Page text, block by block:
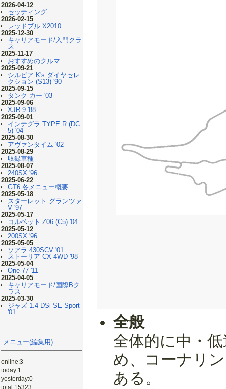
2026-04-12
セッティング
2026-02-15
レッドブル X2010
2025-12-30
キャリアモード/入門クラ
ス
2025-11-17
おすすめのクルマ
2025-09-21
シルビア K's ダイヤセレ
クション (S13) '90
2025-09-15
タンク カー '03
2025-09-06
XJR-9 '88
2025-09-01
インテグラ TYPE R (DC
5) '04
2025-08-30
アヴァンタイム '02
2025-08-29
収録車種
2025-08-07
240SX '96
2025-06-22
GT6 各メニュー概要
2025-05-18
スターレット グランツァ
V '97
2025-05-17
コルベット Z06 (C5) '04
2025-05-12
200SX '96
2025-05-05
ソアラ 430SCV '01
ストーリア CX 4WD '98
2025-05-04
One-77 '11
2025-04-05
キャリアモード/国際Bク
ラス
2025-03-30
ジャズ 1.4 DSi SE Sport
'01
メニュー(編集用)
online:3
today:1
yesterday:0
total:15323
全般
全体的に中・
め、コーナリ
ある。